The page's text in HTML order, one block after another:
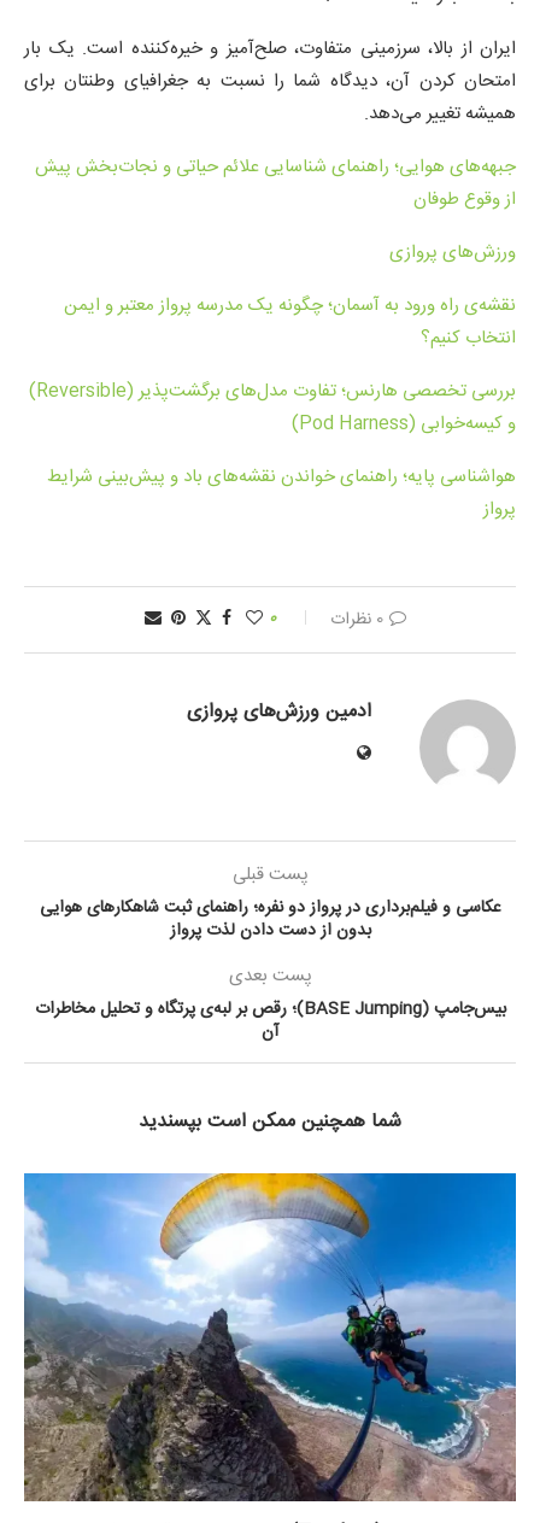
ایران از بالا، سرزمینی متفاوت، صلح‌آمیز و خیره‌کننده است. یک بار
امتحان کردن آن، دیدگاه شما را نسبت به جغرافیای وطنتان برای
همیشه تغییر می‌دهد.
جبهه‌های هوایی؛ راهنمای شناسایی علائم حیاتی و نجات‌بخش پیش
از وقوع طوفان
ورزش‌های پروازی
نقشه‌ی راه ورود به آسمان؛ چگونه یک مدرسه پرواز معتبر و ایمن
انتخاب کنیم؟
بررسی تخصصی هارنس؛ تفاوت مدل‌های برگشت‌پذیر (Reversible)
و کیسه‌خوابی (Pod Harness)
هواشناسی پایه؛ راهنمای خواندن نقشه‌های باد و پیش‌بینی شرایط
پرواز
0 نظرات 0
ادمین ورزش‌های پروازی
پست قبلی
عکاسی و فیلم‌برداری در پرواز دو نفره؛ راهنمای ثبت شاهکارهای هوایی
بدون از دست دادن لذت پرواز
پست بعدی
بیس‌جامپ (BASE Jumping)؛ رقص بر لبه‌ی پرتگاه و تحلیل مخاطرات
آن
شما همچنین ممکن است بپسندید